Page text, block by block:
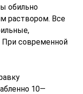
обильно
раствором. Все
При современной
10—